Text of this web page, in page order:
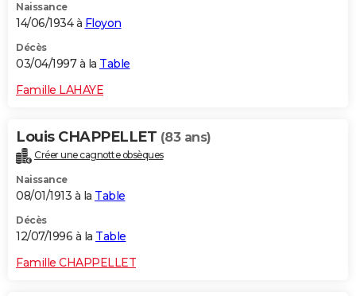
Naissance
14/06/1934 à Floyon
Décès
03/04/1997 à la Table
Famille LAHAYE
Louis CHAPPELLET (83 ans)
Créer une cagnotte obsèques
Naissance
08/01/1913 à la Table
Décès
12/07/1996 à la Table
Famille CHAPPELLET